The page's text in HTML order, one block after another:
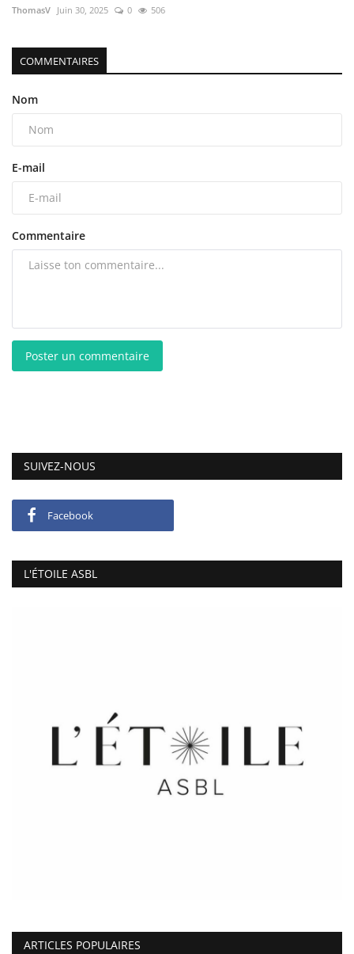
ThomasV Juin 30, 2025 0 506
COMMENTAIRES
Nom
E-mail
Commentaire
Poster un commentaire
SUIVEZ-NOUS
Facebook
L'ÉTOILE ASBL
ARTICLES POPULAIRES